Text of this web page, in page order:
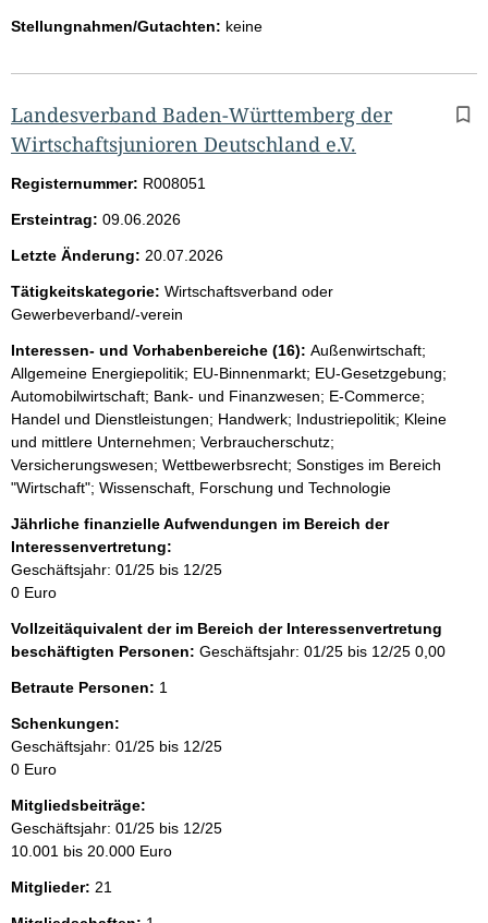
Stellungnahmen/Gutachten: keine
Landesverband Baden-Württemberg der
Wirtschaftsjunioren Deutschland e.V.
Registernummer: R008051
Ersteintrag: 09.06.2026
Letzte Änderung: 20.07.2026
Tätigkeitskategorie: Wirtschaftsverband oder
Gewerbeverband/-verein
Interessen- und Vorhabenbereiche (16): Außenwirtschaft;
Allgemeine Energiepolitik; EU-Binnenmarkt; EU-Gesetzgebung;
Automobilwirtschaft; Bank- und Finanzwesen; E-Commerce;
Handel und Dienstleistungen; Handwerk; Industriepolitik; Kleine
und mittlere Unternehmen; Verbraucherschutz;
Versicherungswesen; Wettbewerbsrecht; Sonstiges im Bereich
"Wirtschaft"; Wissenschaft, Forschung und Technologie
Jährliche finanzielle Aufwendungen im Bereich der
Interessenvertretung:
Geschäftsjahr: 01/25 bis 12/25
0 Euro
Vollzeitäquivalent der im Bereich der Interessenvertretung
beschäftigten Personen: Geschäftsjahr: 01/25 bis 12/25 0,00
Betraute Personen: 1
Schenkungen:
Geschäftsjahr: 01/25 bis 12/25
0 Euro
Mitgliedsbeiträge:
Geschäftsjahr: 01/25 bis 12/25
10.001 bis 20.000 Euro
Mitglieder: 21